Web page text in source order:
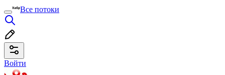
Все потоки
Войти